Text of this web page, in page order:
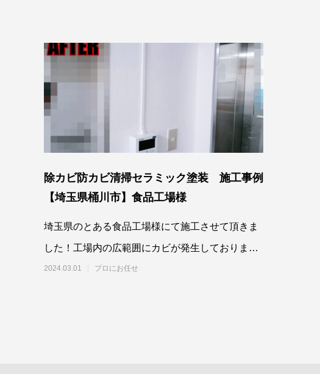
除カビ防カビ清掃セラミック塗装 施工事例
【埼玉県桶川市】食品工場様
埼玉県のとある食品工場様にて施工させて頂きま
した！工場内の広範囲にカビが発生しておりまし
たが…‥、しっかりと除カビ防カビ施工させ
2024.03.01 プロにお任せ